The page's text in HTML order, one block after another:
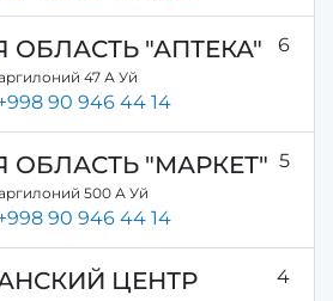
ОБЛАСТЬ "АПТЕКА" 6
47 А Уй
90 946 44 14
ОБЛАСТЬ "МАРКЕТ" 5
500 А Уй
90 946 44 14
ЦЕНТР
4